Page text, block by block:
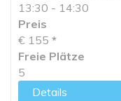
13:30 - 14:30
Preis
€ 155 *
Freie Plätze
5
Details